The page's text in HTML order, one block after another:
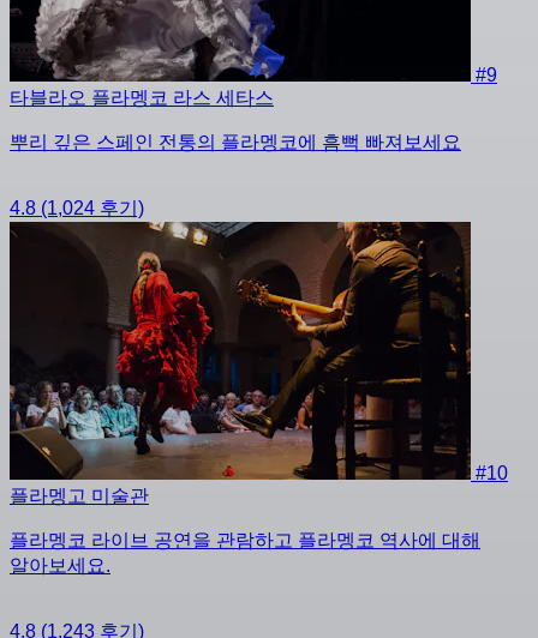
#9
타블라오 플라멩코 라스 세타스
뿌리 깊은 스페인 전통의 플라멩코에 흠뻑 빠져보세요
4.8 (1,024 후기)
#10
플라멩고 미술관
플라멩코 라이브 공연을 관람하고 플라멩코 역사에 대해
알아보세요.
4.8 (1,243 후기)